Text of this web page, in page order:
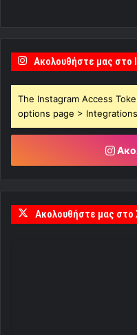
Ακολουθήστε μας στο
The Instagram Access
options page >
Ακολουθήστε μας στο